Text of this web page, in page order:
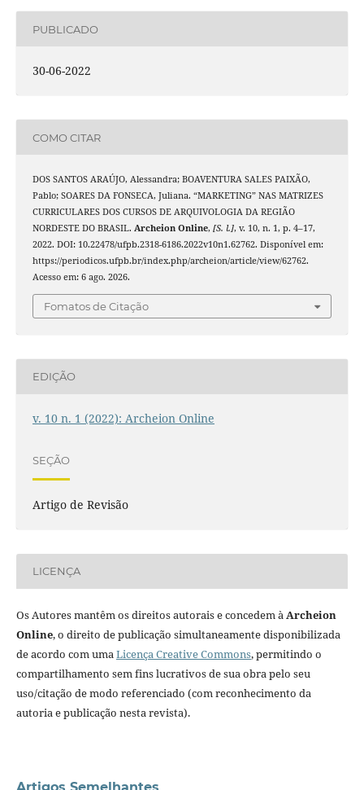
PUBLICADO
30-06-2022
COMO CITAR
DOS SANTOS ARAÚJO, Alessandra; BOAVENTURA SALES PAIXÃO,
Pablo; SOARES DA FONSECA, Juliana. “MARKETING” NAS MATRIZES
CURRICULARES DOS CURSOS DE ARQUIVOLOGIA DA REGIÃO
NORDESTE DO BRASIL. Archeion Online, [S. l.], v. 10, n. 1, p. 4–17,
2022. DOI: 10.22478/ufpb.2318-6186.2022v10n1.62762. Disponível em:
https://periodicos.ufpb.br/index.php/archeion/article/view/62762.
Acesso em: 6 ago. 2026.
Fomatos de Citação
EDIÇÃO
v. 10 n. 1 (2022): Archeion Online
SEÇÃO
Artigo de Revisão
LICENÇA
Os Autores mantêm os direitos autorais e concedem àArcheion
Online, o direito de publicação simultaneamente disponibilizada
de acordo com umaLicença Creative Commons, permitindo o
compartilhamento sem fins lucrativos de sua obra pelo seu
uso/citação de modo referenciado (com reconhecimento da
autoria e publicação nesta revista).